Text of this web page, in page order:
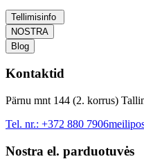
Tellimisinfo
NOSTRA
Blog
Kontaktid
Pärnu mnt 144 (2. korrus)
Tel. nr.: +372 880 7906
Nostra el. parduotuvės